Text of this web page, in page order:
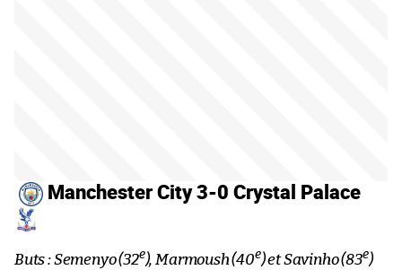
Manchester City 3-0 Crystal Palace
Buts : Semenyo (32e), Marmoush (40e) et Savinho (83e)